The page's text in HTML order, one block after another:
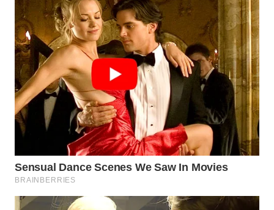
WN
INDRAMAYU
WN
KUNINGAN
WN
MAJALENGKA
SUBANG